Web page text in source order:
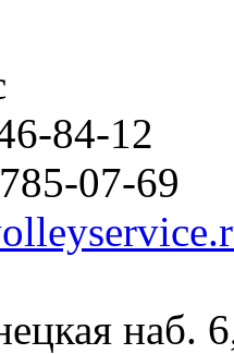
84-12
07-69
наб.